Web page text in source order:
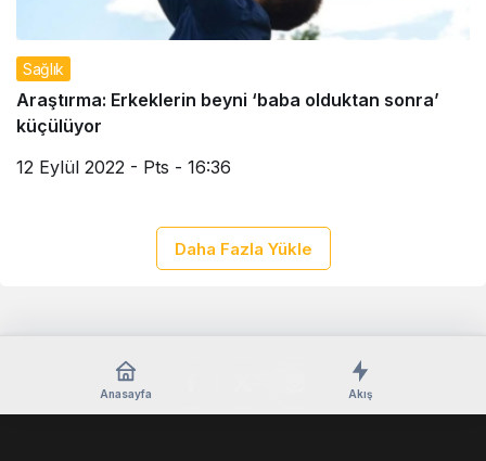
Sağlık
Araştırma: Erkeklerin beyni ‘baba olduktan sonra’
küçülüyor
12 Eylül 2022 - Pts - 16:36
Daha Fazla Yükle
Anasayfa Akış